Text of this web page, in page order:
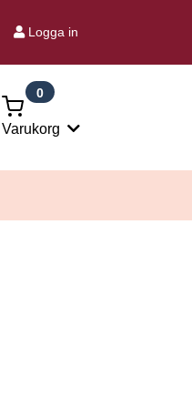
Logga in
Varukorg
0